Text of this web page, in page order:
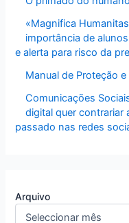
«Magnifica
importância de
e alerta para risco da
Manual de Proteção
Comunicações
digital quer contrariar
passado nas redes
Arquivo